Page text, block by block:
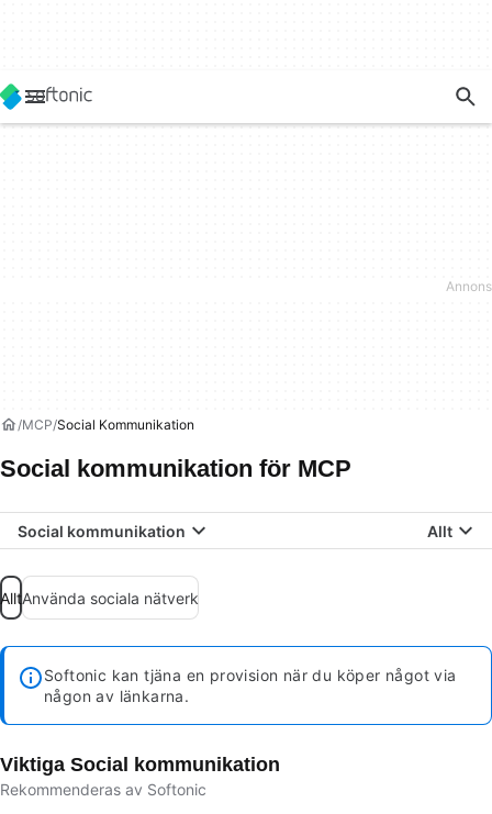
MCP Social Kommunikation
Social kommunikation för MCP
Social kommunikation Allt
AlltAnvända sociala nätverk
Softonic kan tjäna en provision när du köper något via
någon av länkarna.
Viktiga Social kommunikation
Rekommenderas av Softonic